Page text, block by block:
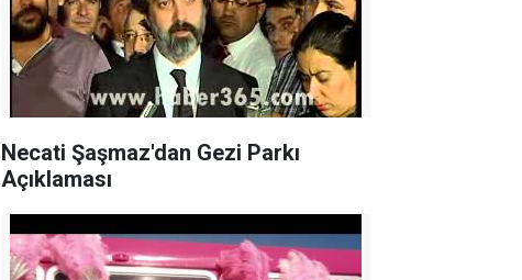
Necati Şaşmaz'dan Gezi Parkı
Açıklaması